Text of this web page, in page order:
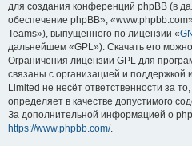
для создания конференций phpBB (в
обеспечение phpBB»,
Teams»), выпущенного по лицензии «
дальнейшем «GPL»). Скачать его
Ограничения лицензии GPL для
связаны с организацией и
Limited не несёт ответственности за
определяет в качестве допустимого
За дополнительной информацией о
https://www.phpbb.com/.